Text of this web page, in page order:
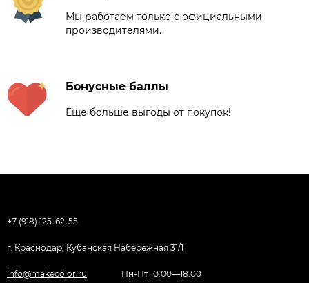
Мы работаем только с официальными
производителями.
Бонусные баллы
Еще больше выгоды от покупок!
+7 (918) 125-62-55
г. Краснодар, Кубанская Набережная 31/1
info@makecolor.ru Пн-Пт 10:00—18:00